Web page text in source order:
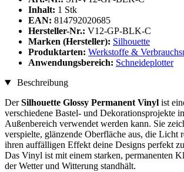
Inhalt: 1 Stk
EAN: 814792020685
Hersteller-Nr.: V12-GP-BLK-C
Marken (Hersteller): Silhouette
Produktarten: Werkstoffe &
Anwendungsbereich: Schneideplotter
Beschreibung
DerSilhouette Glossy Permanent Vinyl ist
verschiedene Bastel- und Dekorationsprojekte
Außenbereich verwendet werden kann. Sie
verspielte, glänzende Oberfläche aus, die Licht
ihren auffälligen Effekt deine Designs perfekt
Das Vinyl ist mit einem starken, permanenten
der Wetter und Witterung standhält.